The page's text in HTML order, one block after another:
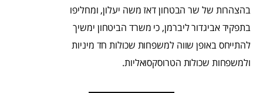
בהצהרות של שר הבטחון דאז משה יעלון, ומחליפו
בתפקיד אביגדור ליברמן, כי משרד הביטחון ימשיך
להתייחס באופן שווה למשפחות שכולות חד מיניות
ולמשפחות שכולות הטרוסקסואליות.